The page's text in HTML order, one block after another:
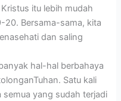
itu lebih mudah
20. Bersama-sama, kita
dan saling
hal-hal berbahaya
Satu kali
semua yang sudah terjadi